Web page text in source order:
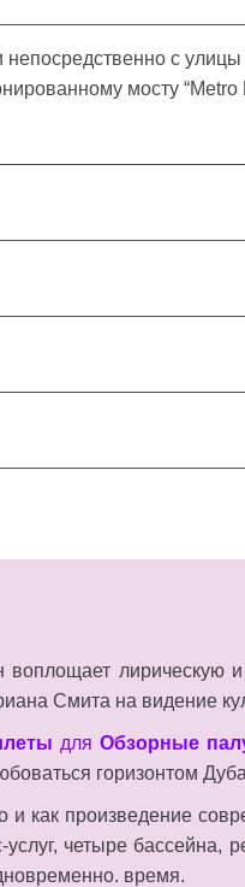
непосредственно с
мосту “Metro
воплощает лирическую
Смита на видение
для Обзорные
горизонтом
и как произведение
четыре бассейна,
время.